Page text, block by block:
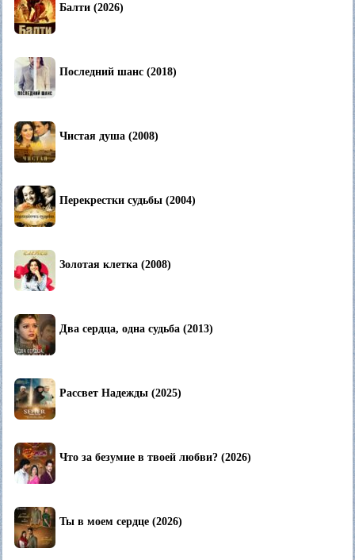
Балти (2026)
Последний шанс (2018)
Чистая душа (2008)
Перекрестки судьбы (2004)
Золотая клетка (2008)
Два сердца, одна судьба (2013)
Рассвет Надежды (2025)
Что за безумие в твоей любви? (2026)
Ты в моем сердце (2026)